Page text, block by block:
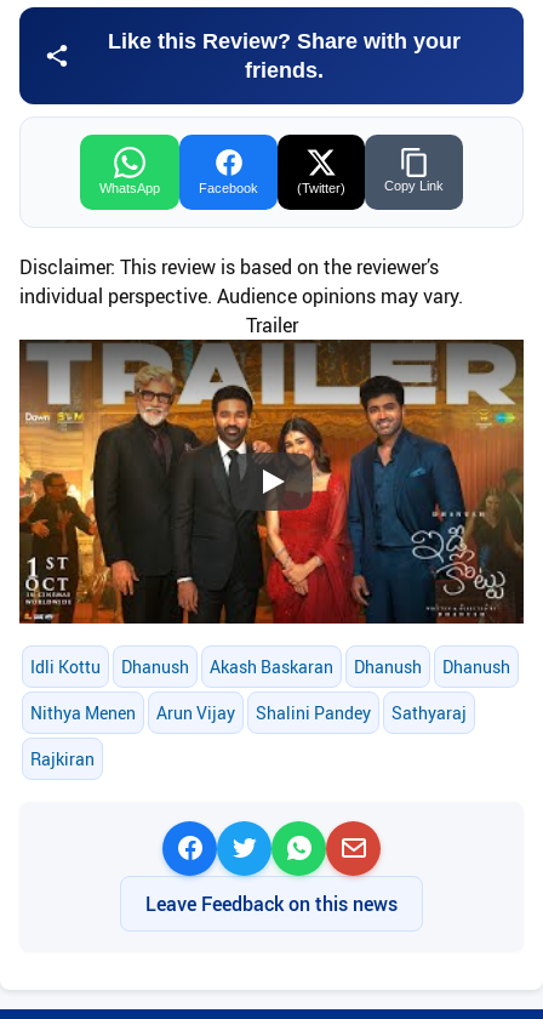
Like this Review? Share with your
friends.
WhatsApp Facebook (Twitter) Copy Link
Disclaimer: This review is based on the reviewer’s
individual perspective. Audience opinions may vary.
Trailer
Play
Idli Kottu Dhanush Akash Baskaran Dhanush Dhanush
Nithya Menen Arun Vijay Shalini Pandey Sathyaraj
Rajkiran
Leave Feedback on this news